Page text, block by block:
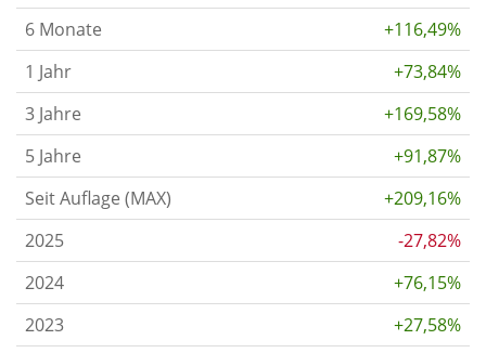
6 Monate
+116,49%
1 Jahr
+73,84%
3 Jahre
+169,58%
5 Jahre
+91,87%
Seit Auflage (MAX)
+209,16%
2025
-27,82%
2024
+76,15%
2023
+27,58%